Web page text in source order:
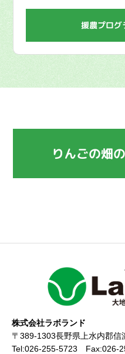
援農プログ
りんごの畑
株式会社ラボランド
〒389-1303長野県上水内郡信
Tel:026-255-5723 Fax:026-